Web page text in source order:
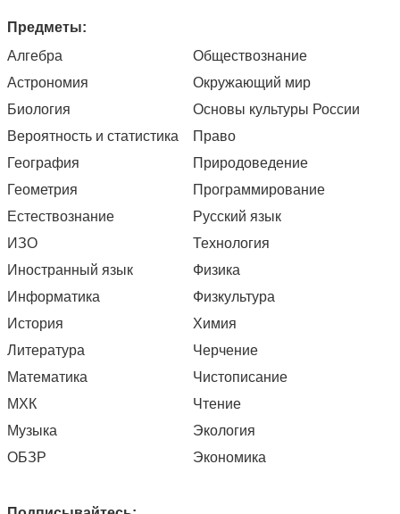
Предметы:
Алгебра
Астрономия
Биология
Вероятность и статистика
География
Геометрия
Естествознание
ИЗО
Иностранный язык
Информатика
История
Литература
Математика
МХК
Музыка
ОБЗР
Обществознание
Окружающий мир
Основы культуры России
Право
Природоведение
Программирование
Русский язык
Технология
Физика
Физкультура
Химия
Черчение
Чистописание
Чтение
Экология
Экономика